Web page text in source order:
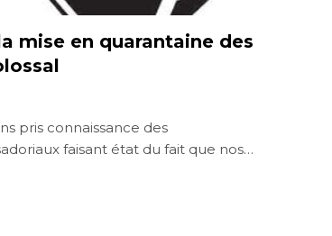
mise en quarantaine des
pris connaissance des
faisant état du fait que nos…